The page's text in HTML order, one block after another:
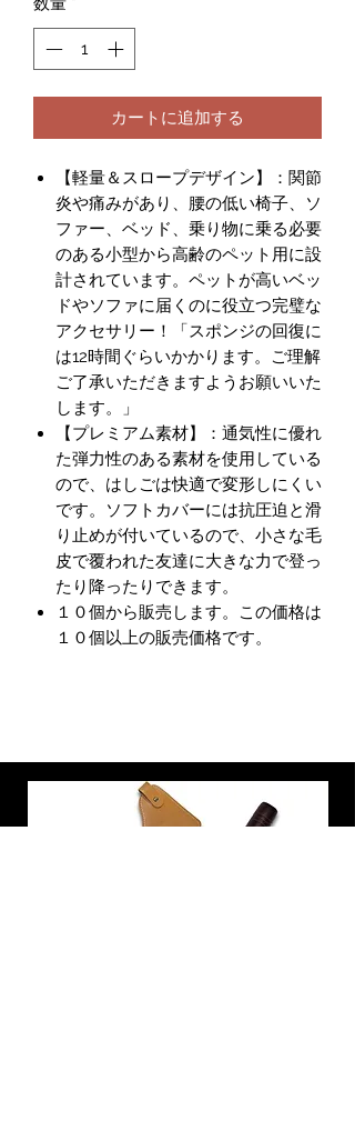
カートに追加する
【軽量＆スロープデザイン】：関節
炎や痛みがあり、腰の低い椅子、ソ
ファー、ベッド、乗り物に乗る必要
のある小型から高齢のペット用に設
計されています。ペットが高いベッ
ドやソファに届くのに役立つ完璧な
アクセサリー！「スポンジの回復に
は12時間ぐらいかかります。ご理解
ご了承いただきますようお願いいた
します。」
【プレミアム素材】：通気性に優れ
た弾力性のある素材を使用している
ので、はしごは快適で変形しにくい
です。ソフトカバーには抗圧迫と滑
り止めが付いているので、小さな毛
皮で覆われた友達に大きな力で登っ
たり降ったりできます。
１０個から販売します。この価格は
１０個以上の販売価格です。